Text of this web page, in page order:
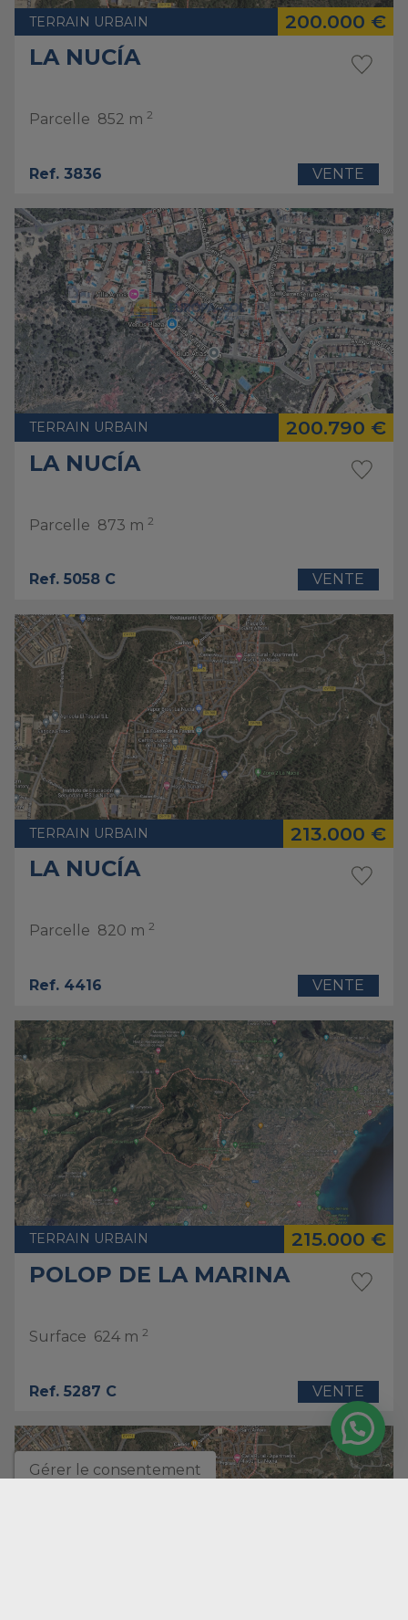
TERRAIN URBAIN 200.000 €
LA NUCÍA
Parcelle 852 m 2
Ref. 3836 VENTE
TERRAIN URBAIN 200.790 €
LA NUCÍA
Parcelle 873 m 2
Ref. 5058 C VENTE
TERRAIN URBAIN 213.000 €
LA NUCÍA
Parcelle 820 m 2
Ref. 4416 VENTE
TERRAIN URBAIN 215.000 €
POLOP DE LA MARINA
Surface 624 m 2
Ref. 5287 C VENTE
Gérer le consentement